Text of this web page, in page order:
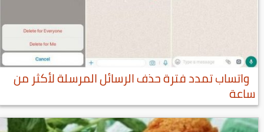
واتساب تمدد فترة حذف الرسائل المرسلة لأكثر من
ساعة